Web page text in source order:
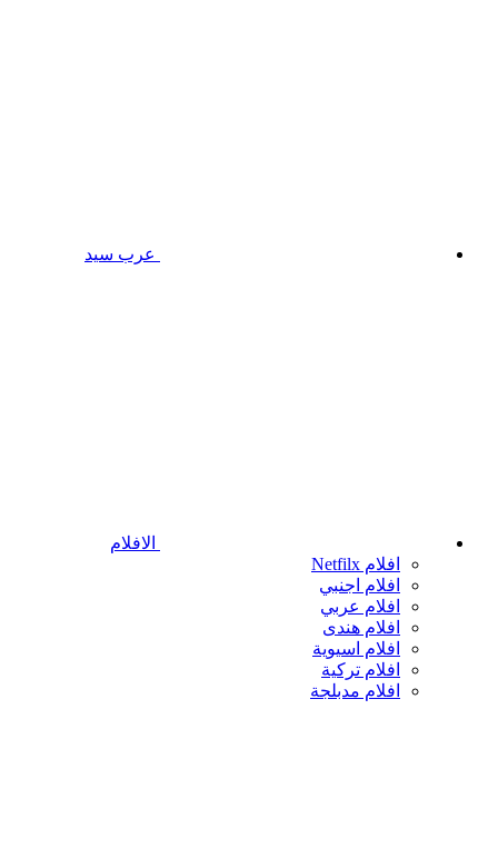
عرب سيد
الافلام
افلام Netfilx
افلام اجنبي
افلام عربي
افلام هندى
افلام اسيوية
افلام تركية
افلام مدبلجة